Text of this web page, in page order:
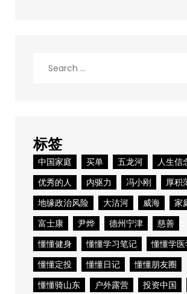
标签
中国家庭 买单 五龙河
人生信
优秀的人
内驱力 冯小刚
厚积
地缘政治风险
大沽河 威海
家
富士康
尹烨 德州宁津
慈善
懂懂健身
懂懂学习笔记
懂懂学
懂懂定投
懂懂日记
懂懂朋友圈
懂懂骑山东
户外露营 投资中国